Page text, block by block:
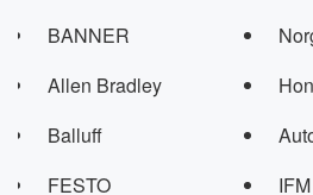
BANNER
Allen Bradley
Balluff
FESTO
IFM